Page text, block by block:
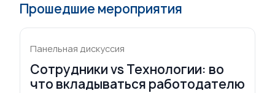
Прошедшие мероприятия
Панельная дискуссия
Сотрудники vs Технологии: во
что вкладываться работодателю